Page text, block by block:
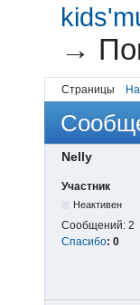
→
Страницы
Nelly
Участник
Неактивен
Сообщений: 2
Спасибо: 0